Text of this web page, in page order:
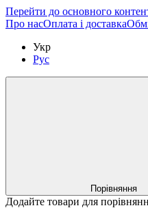
Перейти до основного
Про насОплата і доставка
Укр
Рус
Порівняння
Додайте товари для